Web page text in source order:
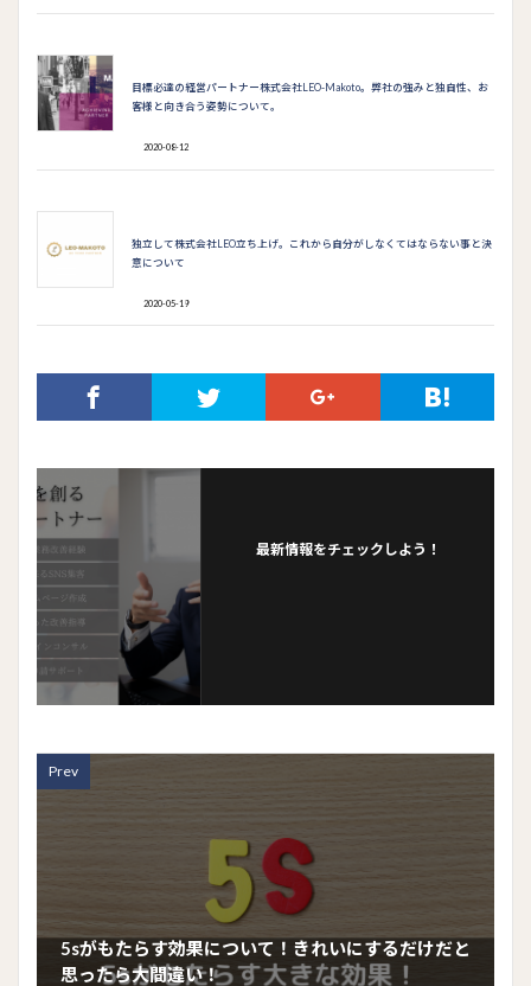
目標必達の経営パートナー株式会社LEO-Makoto。弊社の強みと独自性、お
客様と向き合う姿勢について。
2020-08-12
独立して株式会社LEO立ち上げ。これから自分がしなくてはならない事と決
意について
2020-05-19
最新情報をチェックしよう！
Prev
5sがもたらす効果について！きれいにするだけだと
思ったら大間違い！